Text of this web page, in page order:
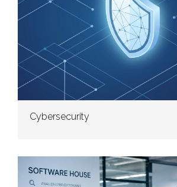
Cybersecurity